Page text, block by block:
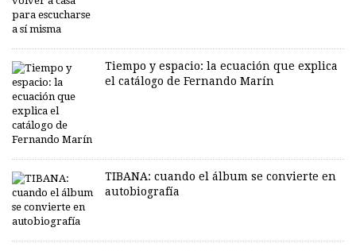
Tiempo y espacio: la ecuación que explica
el catálogo de Fernando Marín
TIBANA: cuando el álbum se convierte en
autobiografía